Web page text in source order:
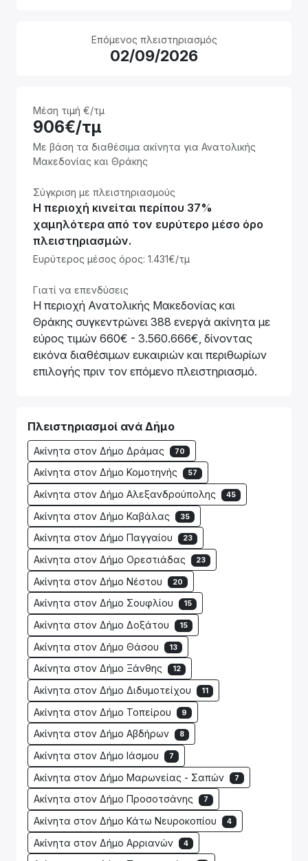
Επόμενος πλειστηριασμός
02/09/2026
Μέση τιμή €/τμ
906€/τμ
Με βάση τα διαθέσιμα ακίνητα για Ανατολικής
Μακεδονίας και Θράκης
Σύγκριση με πλειστηριασμούς
Η περιοχή κινείται περίπου 37%
χαμηλότερα από τον ευρύτερο μέσο όρο
πλειστηριασμών.
Ευρύτερος μέσος όρος: 1.431€/τμ
Γιατί να επενδύσεις
Η περιοχή Ανατολικής Μακεδονίας και
Θράκης συγκεντρώνει 388 ενεργά ακίνητα με
εύρος τιμών 660€ - 3.560.666€, δίνοντας
εικόνα διαθέσιμων ευκαιριών και περιθωρίων
επιλογής πριν τον επόμενο πλειστηριασμό.
Πλειστηριασμοί ανά Δήμο
Ακίνητα στον Δήμο Δράμας 70
Ακίνητα στον Δήμο Κομοτηνής 57
Ακίνητα στον Δήμο Αλεξανδρούπολης 45
Ακίνητα στον Δήμο Καβάλας 35
Ακίνητα στον Δήμο Παγγαίου 23
Ακίνητα στον Δήμο Ορεστιάδας 23
Ακίνητα στον Δήμο Νέστου 20
Ακίνητα στον Δήμο Σουφλίου 15
Ακίνητα στον Δήμο Δοξάτου 15
Ακίνητα στον Δήμο Θάσου 13
Ακίνητα στον Δήμο Ξάνθης 12
Ακίνητα στον Δήμο Διδυμοτείχου 11
Ακίνητα στον Δήμο Τοπείρου 9
Ακίνητα στον Δήμο Αβδήρων 8
Ακίνητα στον Δήμο Ιάσμου 7
Ακίνητα στον Δήμο Μαρωνείας - Σαπών 7
Ακίνητα στον Δήμο Προσοτσάνης 7
Ακίνητα στον Δήμο Κάτω Νευροκοπίου 4
Ακίνητα στον Δήμο Αρριανών 4